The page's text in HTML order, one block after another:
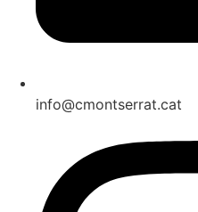
info@cmontserrat.cat